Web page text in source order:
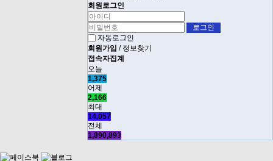
회원로그인
자동로그인
회원가입 / 정보찾기
접속자집계
오늘
1,375
어제
2,166
최대
14,057
전체
1,890,893